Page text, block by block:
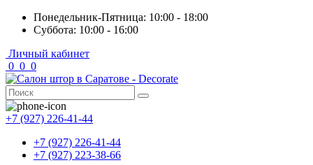
Понедельник-Пятница: 10:00 - 18:00
Суббота: 10:00 - 16:00
Личный кабинет
0 0 0
+7 (927) 226-41-44
+7 (927) 226-41-44
+7 (927) 223-38-66